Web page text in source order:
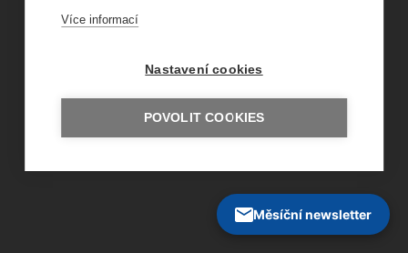
Měsíční newsletter
Více informací
Nastavení cookies
POVOLIT COOKIES